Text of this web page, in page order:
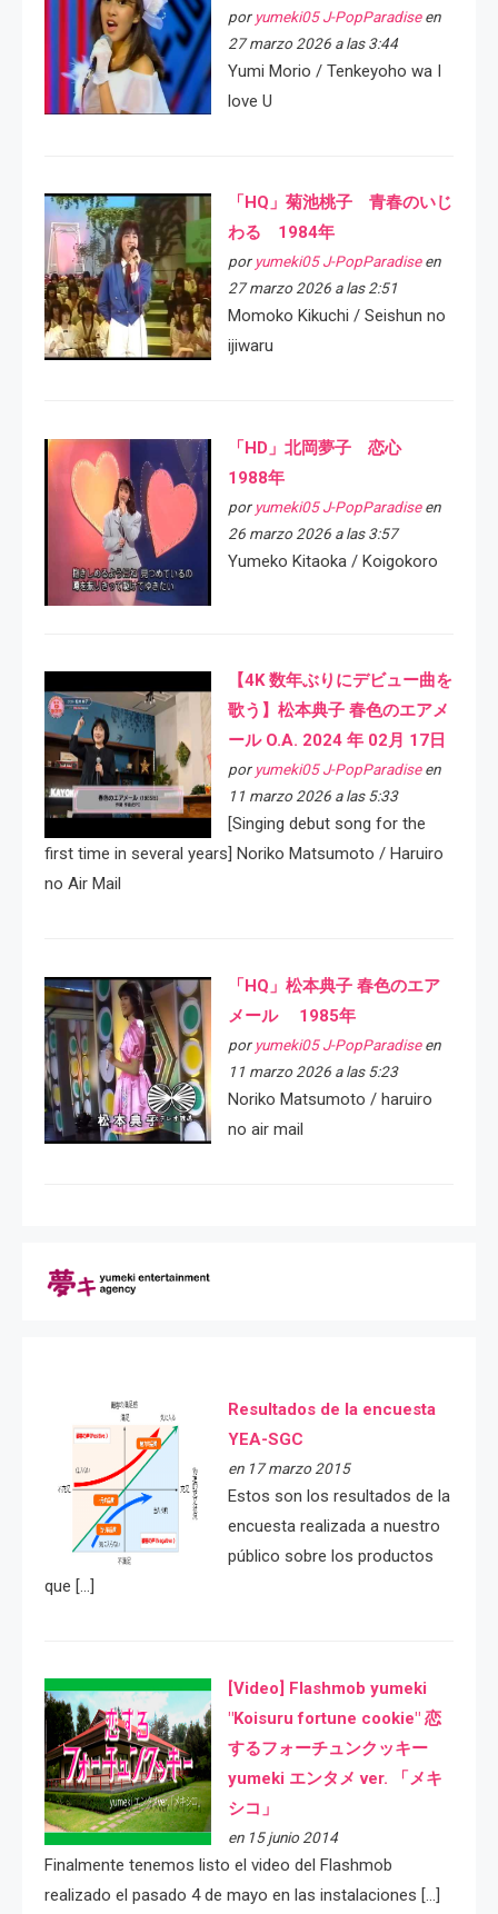
por yumeki05 J-PopParadiseen
27 marzo 2026 a las 3:44
Yumi Morio / Tenkeyoho wa I
love U
「HQ」菊池桃子 青春のいじ
わる 1984年
por yumeki05 J-PopParadiseen
27 marzo 2026 a las 2:51
Momoko Kikuchi / Seishun no
ijiwaru
「HD」北岡夢子 恋心
1988年
por yumeki05 J-PopParadiseen
26 marzo 2026 a las 3:57
Yumeko Kitaoka / Koigokoro
【4K 数年ぶりにデビュー曲を
歌う】松本典子 春色のエアメ
ール O.A. 2024 年 02月 17日
por yumeki05 J-PopParadiseen
11 marzo 2026 a las 5:33
[Singing debut song for the
first time in several years] Noriko Matsumoto / Haruiro
no Air Mail
「HQ」松本典子 春色のエア
メール 1985年
por yumeki05 J-PopParadiseen
11 marzo 2026 a las 5:23
Noriko Matsumoto / haruiro
no air mail
Resultados de la encuesta
YEA-SGC
en 17 marzo 2015
Estos son los resultados de la
encuesta realizada a nuestro
público sobre los productos
que […]
[Video] Flashmob yumeki
"Koisuru fortune cookie" 恋
するフォーチュンクッキー
yumeki エンタメ ver. 「メキ
シコ」
en 15 junio 2014
Finalmente tenemos listo el video del Flashmob
realizado el pasado 4 de mayo en las instalaciones […]